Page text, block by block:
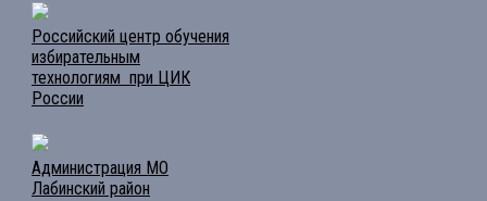
Российский центр обучения
избирательным
технологиям при ЦИК
России
Администрация МО
Лабинский район